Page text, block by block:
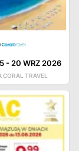
- 20 WRZ 2026
TRAVEL